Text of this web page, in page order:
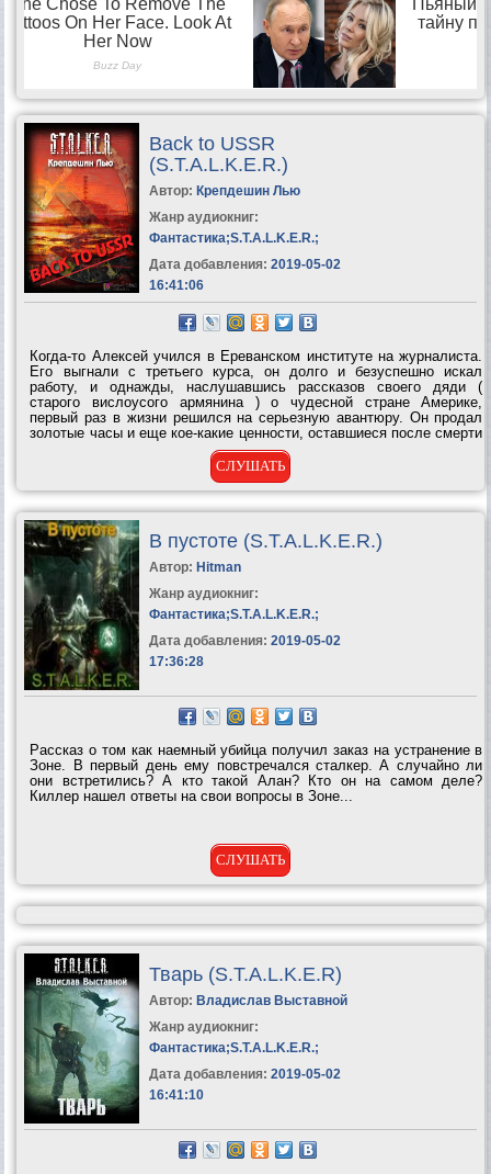
Back to USSR
(S.T.A.L.K.E.R.)
Автор: Крепдешин Лью
Жанр аудиокниг:
Фантастика;S.T.A.L.K.E.R.;
Дата добавления: 2019-05-02
16:41:06
Когда-то Алексей учился в Ереванском институте на журналиста.
Его выгнали с третьего курса, он долго и безуспешно искал
работу, и однажды, наслушавшись рассказов своего дяди (
старого вислоусого армянина ) о чудесной стране Америке,
первый раз в жизни решился на серьезную авантюру. Он продал
золотые часы и еще кое-какие ценности, оставшиеся после смерти
отца и отправился покорять США. Через месяц Алексей понял, что
СЛУШАТЬ
В пустоте (S.T.A.L.K.E.R.)
Автор: Hitman
Жанр аудиокниг:
Фантастика;S.T.A.L.K.E.R.;
Дата добавления: 2019-05-02
17:36:28
Рассказ о том как наемный убийца получил заказ на устранение в
Зоне. В первый день ему повстречался сталкер. А случайно ли
они встретились? А кто такой Алан? Кто он на самом деле?
Киллер нашел ответы на свои вопросы в Зоне...
СЛУШАТЬ
Тварь (S.T.A.L.K.E.R)
Автор: Владислав Выставной
Жанр аудиокниг:
Фантастика;S.T.A.L.K.E.R.;
Дата добавления: 2019-05-02
16:41:10